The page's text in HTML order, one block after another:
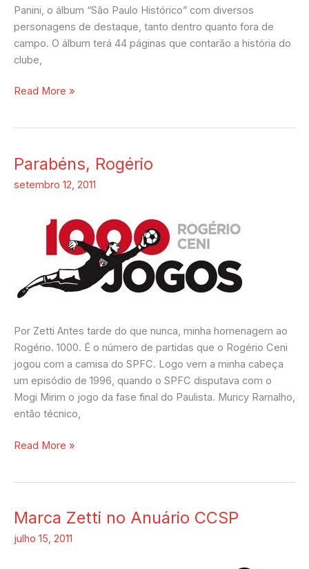
Panini, o álbum “São Paulo Histórico” com diversos
personagens de destaque, tanto dentro quanto fora de
campo. O álbum terá 44 páginas que contarão a história do
clube,
Read More »
Parabéns, Rogério
setembro 12, 2011
Por Zetti Antes tarde do que nunca, minha homenagem ao
Rogério. 1000. É o número de partidas que o Rogério Ceni
jogou com a camisa do SPFC. Logo vem a minha cabeça
um episódio de 1996, quando o SPFC disputava com o
Mogi Mirim o jogo da fase final do Paulista. Muricy Ramalho,
então técnico,
Parabéns,
Rogério
Read More »
Marca Zetti no Anuário CCSP
julho 15, 2011
Marca
Zetti
no